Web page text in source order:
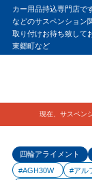
カー用品持込専門店で
などのサスペンション
取り付けお待ち致して
東郷町など
現在、サスペン
四輪アライメント
#AGH30W
#アル